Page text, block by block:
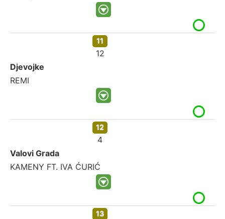
11
12
Djevojke
REMI
12
4
Valovi Grada
KAMENY FT. IVA ĆURIĆ
13